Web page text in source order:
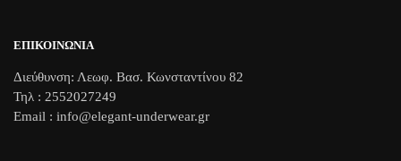
ΕΠΙΚΟΙΝΩΝΊΑ
Διεύθυνση: Λεωφ. Βασ. Κωνσταντίνου 82
Τηλ : 2552027249
Email : info@elegant-underwear.gr